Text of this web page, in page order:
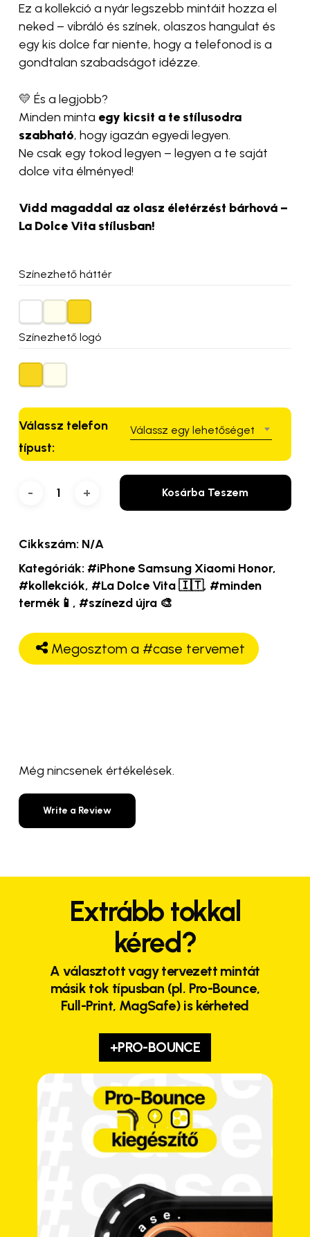
Ez a kollekció a nyár legszebb mintáit hozza el
neked – vibráló és színek, olaszos hangulat és
egy kis dolce far niente, hogy a telefonod is a
gondtalan szabadságot idézze.
💛 És a legjobb?
Minden minta egy kicsit a te stílusodra
szabható, hogy igazán egyedi legyen.
Ne csak egy tokod legyen – legyen a te saját
dolce vita élményed!
Vidd magaddal az olasz életérzést bárhová –
La Dolce Vita stílusban!
Színezhető háttér
Színezhető logó
Válassz telefon
típust:
Válassz egy lehetőséget
Kosárba Teszem
Cikkszám: N/A
Kategóriák: #iPhone Samsung Xiaomi Honor,
#kollekciók, #La Dolce Vita 🇮🇹, #minden
termék📱 , #színezd újra 🎨
Megosztom a #case tervemet
Még nincsenek értékelések.
Write a Review
Extrább tokkal
kéred?
A választott vagy tervezett mintát
másik tok típusban (pl. Pro-Bounce,
Full-Print, MagSafe) is kérheted
+PRO-BOUNCE